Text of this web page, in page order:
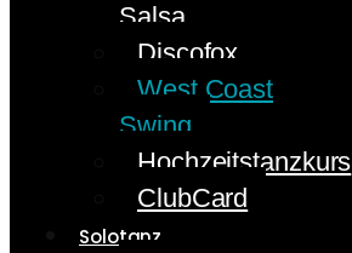
Salsa
Discofox
West Coast
Swing
Hochzeitstanzkurs
ClubCard
Solotanz